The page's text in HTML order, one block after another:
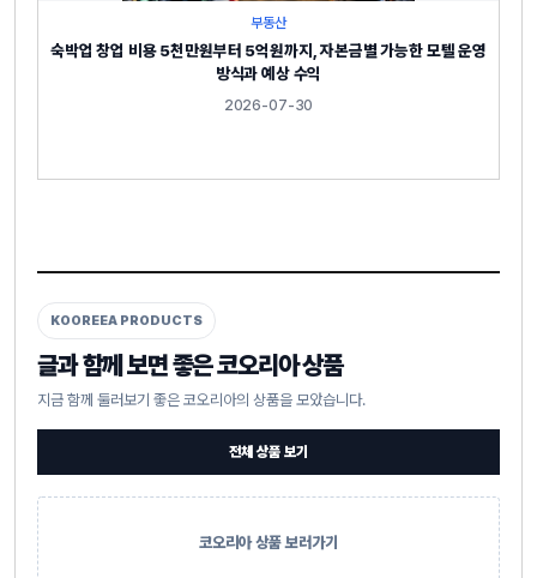
부동산
숙박업 창업 비용 5천만원부터 5억원까지, 자본금별 가능한 모텔 운영
방식과 예상 수익
2026-07-30
KOOREEA PRODUCTS
글과 함께 보면 좋은 코오리아 상품
지금 함께 둘러보기 좋은 코오리아의 상품을 모았습니다.
전체 상품 보기
코오리아 상품 보러가기